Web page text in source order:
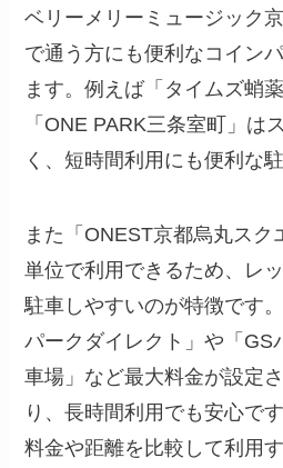
ベリーメリーミュージック
で通う方にも便利なコイン
ます。例えば「タイムズ蛸
「ONE PARK三条室町」は
く、短時間利用にも便利な
また「ONEST京都烏丸スク
単位で利用できるため、レ
駐車しやすいのが特徴です
パークダイレクト」や「GS
車場」など最大料金が設定
り、長時間利用でも安心で
料金や距離を比較して利用